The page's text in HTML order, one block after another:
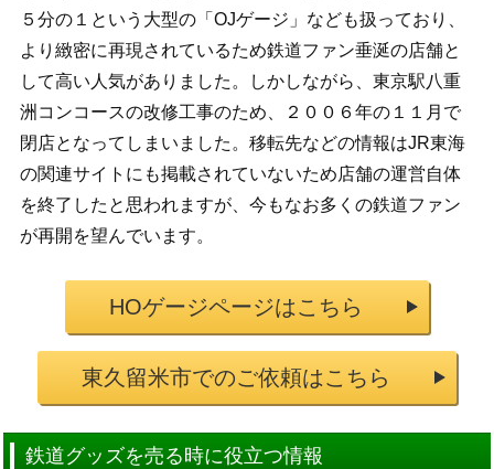
５分の１という大型の「OJゲージ」なども扱っており、
より緻密に再現されているため鉄道ファン垂涎の店舗と
して高い人気がありました。しかしながら、東京駅八重
洲コンコースの改修工事のため、２００６年の１１月で
閉店となってしまいました。移転先などの情報はJR東海
の関連サイトにも掲載されていないため店舗の運営自体
を終了したと思われますが、今もなお多くの鉄道ファン
が再開を望んでいます。
HOゲージページはこちら
東久留米市でのご依頼はこちら
鉄道グッズを売る時に役立つ情報